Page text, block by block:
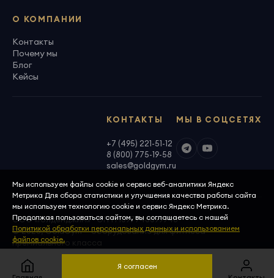
О КОМПАНИИ
Контакты
Почему мы
Блог
Кейсы
МЫ В СОЦСЕТЯХ
КОНТАКТЫ
+7 (495) 221-51-12
8 (800) 775-19-58
sales@goldgym.ru
ООО «Голденджим» · ОГРН 1097746699940
© 2026, GoldGym — оборудование для фитнеса
премиального класса
Политика конфиденциальности
Скачать реквизиты
Мы используем файлы cookie и сервис веб-аналитики Яндекс
Метрика Для сбора статистики и улучшения качества работы сайта
мы используем технологию cookie и сервис Яндекс Метрика.
Продолжая пользоваться сайтом, вы соглашаетесь с нашей
Политикой обработки персональных данных и использованием
файлов cookie.
Я согласен